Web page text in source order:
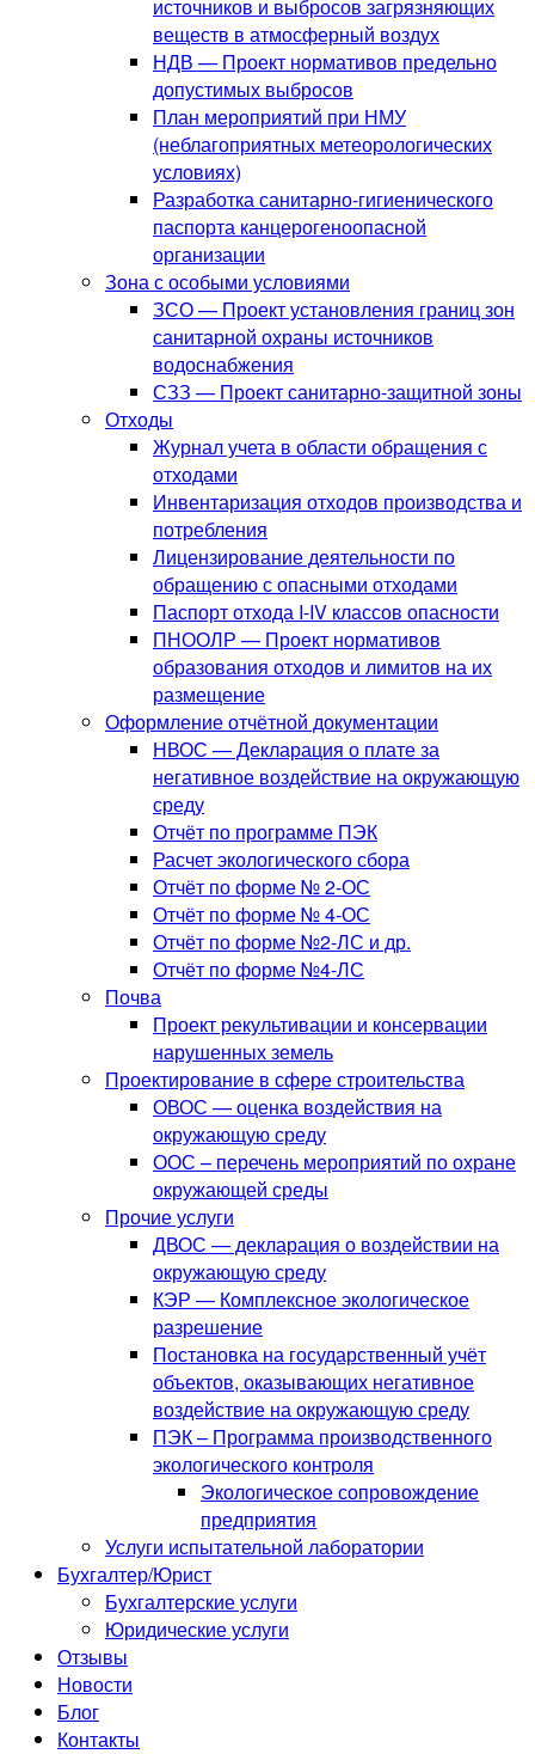
источников и выбросов загрязняющих
веществ в атмосферный воздух
НДВ — Проект нормативов предельно
допустимых выбросов
План мероприятий при НМУ
(неблагоприятных метеорологических
условиях)
Разработка санитарно-гигиенического
паспорта канцерогеноопасной
организации
Зона с особыми условиями
ЗСО — Проект установления границ зон
санитарной охраны источников
водоснабжения
СЗЗ — Проект санитарно-защитной зоны
Отходы
Журнал учета в области обращения с
отходами
Инвентаризация отходов производства и
потребления
Лицензирование деятельности по
обращению с опасными отходами
Паспорт отхода I-IV классов опасности
ПНООЛР — Проект нормативов
образования отходов и лимитов на их
размещение
Оформление отчётной документации
НВОС — Декларация о плате за
негативное воздействие на окружающую
среду
Отчёт по программе ПЭК
Расчет экологического сбора
Отчёт по форме № 2-ОС
Отчёт по форме № 4-ОС
Отчёт по форме №2-ЛС и др.
Отчёт по форме №4-ЛС
Почва
Проект рекультивации и консервации
нарушенных земель
Проектирование в сфере строительства
ОВОС — оценка воздействия на
окружающую среду
ООС – перечень мероприятий по охране
окружающей среды
Прочие услуги
ДВОС — декларация о воздействии на
окружающую среду
КЭР — Комплексное экологическое
разрешение
Постановка на государственный учёт
объектов, оказывающих негативное
воздействие на окружающую среду
ПЭК – Программа производственного
экологического контроля
Экологическое сопровождение
предприятия
Услуги испытательной лаборатории
Бухгалтер/Юрист
Бухгалтерские услуги
Юридические услуги
Отзывы
Новости
Блог
Контакты